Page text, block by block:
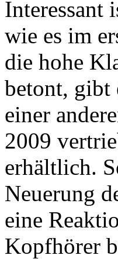
Interessant
wie es im
die hohe
betont, gibt
einer
2009
erhältlich.
Neuerung
eine
Kopfhörer